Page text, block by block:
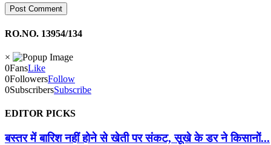
RO.NO. 13954/134
×
0FansLike
0FollowersFollow
0SubscribersSubscribe
EDITOR PICKS
बस्तर में बारिश नहीं होने से खेती पर संकट, सूखे के डर ने किसानों...